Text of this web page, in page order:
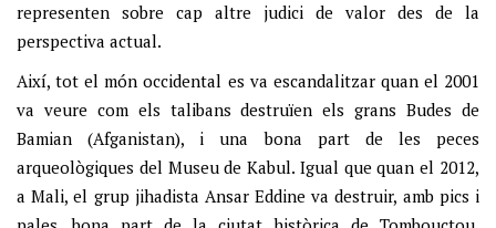
representen sobre cap altre judici de valor des de la
perspectiva actual.
Així, tot el món occidental es va escandalitzar quan el 2001
va veure com els talibans destruïen els grans Budes de
Bamian (Afganistan), i una bona part de les peces
arqueològiques del Museu de Kabul. Igual que quan el 2012,
a Mali, el grup jihadista Ansar Eddine va destruir, amb pics i